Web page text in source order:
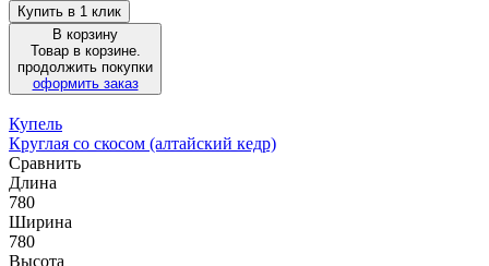
Купить в 1 клик
В корзину
Товар в корзине.
продолжить покупки
оформить заказ
Купель
Круглая со скосом (алтайский кедр)
Сравнить
Длина
780
Ширина
780
Высота